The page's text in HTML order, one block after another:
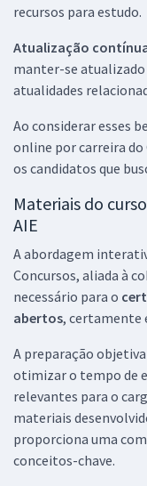
recursos para estudo.
Atualização
manter-se atualizado
atualidades
Ao considerar esses
online por carreira do
os candidatos que
Materiais do
AIE
A abordagem
Concursos, aliada à
necessário para o
abertos, certamente
A preparação
otimizar o tempo de
relevantes para o
materiais
proporciona uma
conceitos-chave.